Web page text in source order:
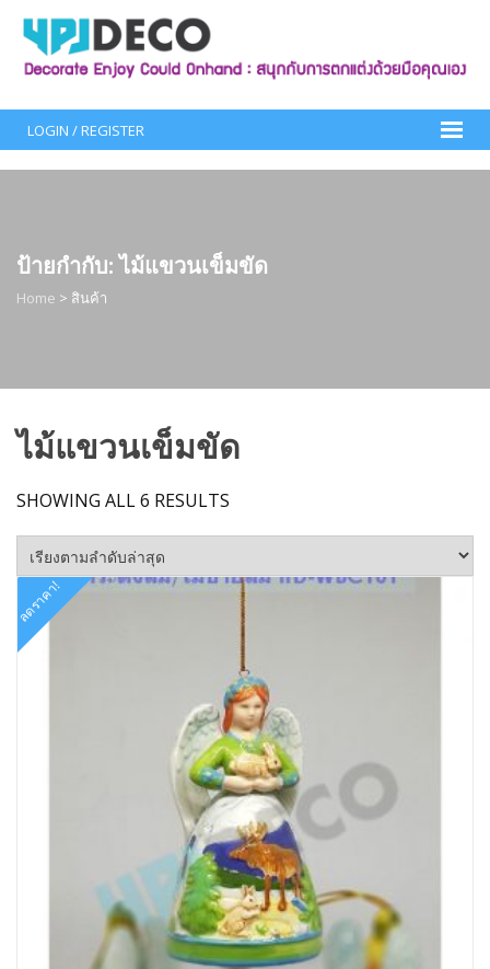
content
LOGIN / REGISTER
ป้ายกำกับ:ไม้แขวนเข็มขัด
Home > สินค้า
ไม้แขวนเข็มขัด
SHOWING ALL 6 RESULTS
ลดราคา!